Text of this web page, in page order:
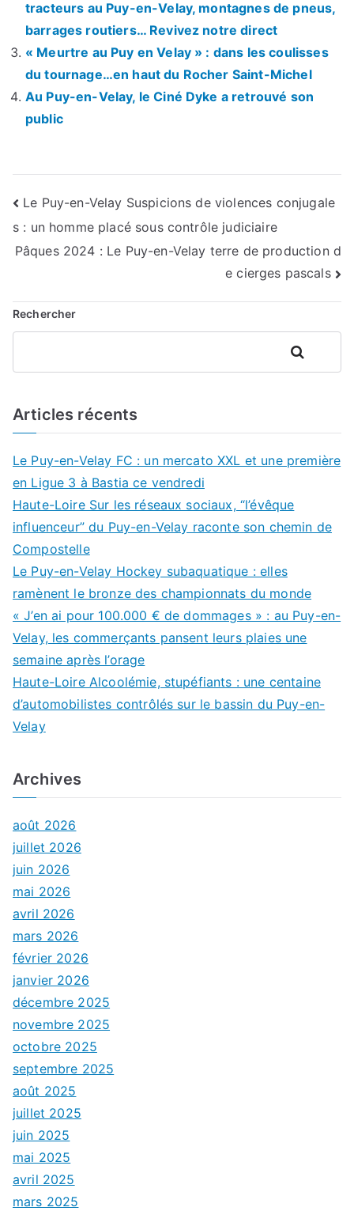
tracteurs au Puy-en-Velay, montagnes de pneus,
barrages routiers… Revivez notre direct
« Meurtre au Puy en Velay » : dans les coulisses
du tournage…en haut du Rocher Saint-Michel
Au Puy-en-Velay, le Ciné Dyke a retrouvé son
public
Navigation
de
Le Puy-en-Velay Suspicions de violences conjugale
s : un homme placé sous contrôle judiciaire
Pâques 2024 : Le Puy-en-Velay terre de production d
e cierges pascals
Rechercher
Rechercher
Articles récents
Le Puy-en-Velay FC : un mercato XXL et une première
en Ligue 3 à Bastia ce vendredi
Haute-Loire Sur les réseaux sociaux, “l’évêque
influenceur” du Puy-en-Velay raconte son chemin de
Compostelle
Le Puy-en-Velay Hockey subaquatique : elles
ramènent le bronze des championnats du monde
« J’en ai pour 100.000 € de dommages » : au Puy-en-
Velay, les commerçants pansent leurs plaies une
semaine après l’orage
Haute-Loire Alcoolémie, stupéfiants : une centaine
d’automobilistes contrôlés sur le bassin du Puy-en-
Velay
Archives
août 2026
juillet 2026
juin 2026
mai 2026
avril 2026
mars 2026
février 2026
janvier 2026
décembre 2025
novembre 2025
octobre 2025
septembre 2025
août 2025
juillet 2025
juin 2025
mai 2025
avril 2025
mars 2025